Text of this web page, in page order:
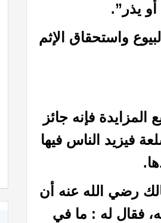
يذر”.
واستحقاق الإثم
فإنه جائز
فيزيد الناس فيها
رضي الله عنه أن
فقال له : ما في
خواطر إيمانية حول عظمة الله رب العالمين